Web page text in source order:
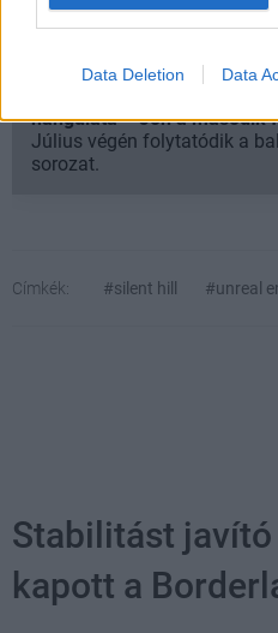
Data Deletion Data
hangulata – Jön a második
Július végén folytatódik a
sorozat.
Címkék: #silent hill #unreal
Stabilitást
kapott a